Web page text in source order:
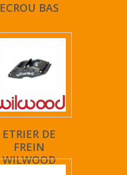
ECROU BAS
ETRIER DE
FREIN
WILWOOD